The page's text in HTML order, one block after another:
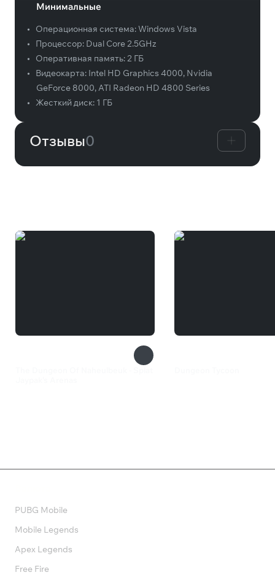
Минимальные
• Операционная система:Windows Vista
•
Процессор: Dual Core 2.5GHz
•
Оперативная память:2 ГБ
•
Видеокарта: Intel HD Graphics 4000, Nvidia
GeForce 8000, ATI Radeon HD 4800 Series
•
Жесткий диск: 1 ГБ
Отзывы0
PUBG Mobile
Mobile Legends
Apex Legends
Free Fire